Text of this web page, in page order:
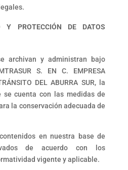
Y PROTECCIÓN DE DATOS
archivan y administran bajo
S. EN C. EMPRESA
DEL ABURRA SUR, la
se cuenta con las medidas de
la conservación adecuada de
en nuestra base de
de acuerdo con los
vigente y aplicable.